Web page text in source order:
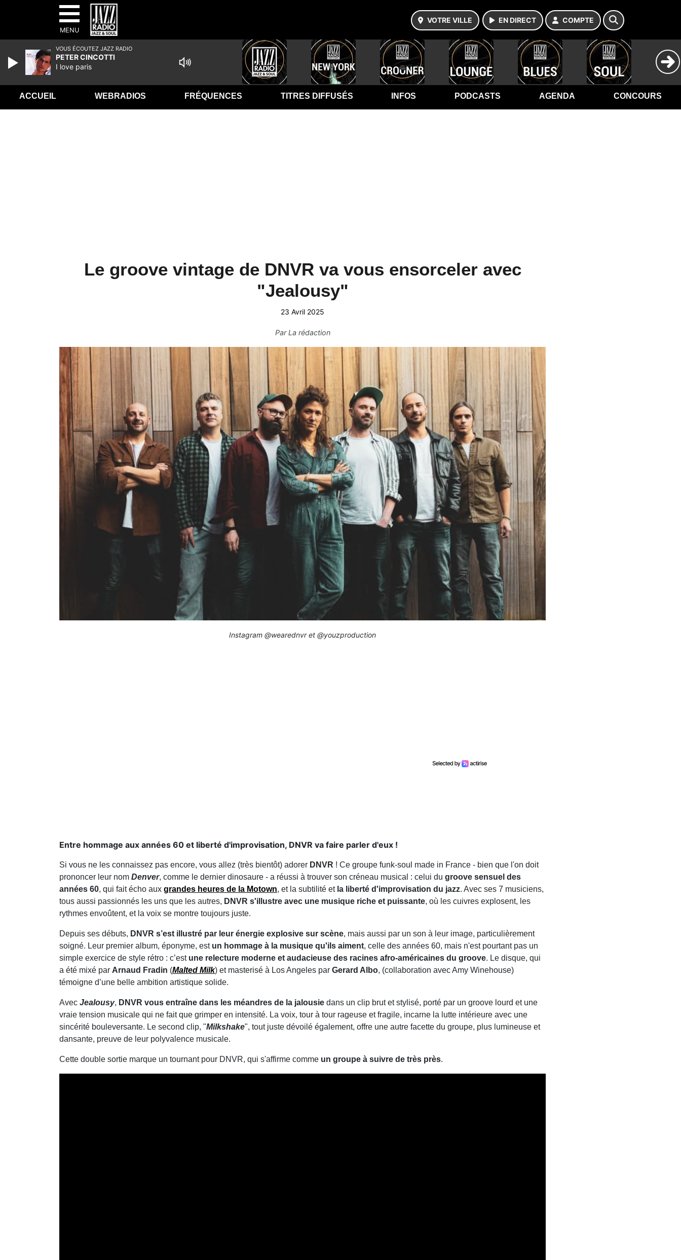
MENU
VOTRE VILLE EN DIRECT COMPTE
ACCUEIL WEBRADIOS FRÉQUENCES TITRES DIFFUSÉS INFOS PODCASTS AGENDA CONCOURS
Le groove vintage de DNVR va vous ensorceler avec
"Jealousy"
23 Avril 2025
ParLa rédaction
Instagram @wearednvr et @youzproduction
Entre hommage aux années 60 et liberté d'improvisation, DNVR va faire parler d'eux !
Si vous ne les connaissez pas encore, vous allez (très bientôt) adorer DNVR ! Ce groupe funk-soul made in France - bien que l'on doit
prononcer leur nom Denver, comme le dernier dinosaure - a réussi à trouver son créneau musical : celui du groove sensuel des
années 60, qui fait écho aux grandes heures de la Motown, et la subtilité et la liberté d'improvisation du jazz. Avec ses 7 musiciens,
tous aussi passionnés les uns que les autres, DNVR s'illustre avec une musique riche et puissante, où les cuivres explosent, les
rythmes envoûtent, et la voix se montre toujours juste.
Depuis ses débuts, DNVR s’est illustré par leur énergie explosive sur scène, mais aussi par un son à leur image, particulièrement
soigné. Leur premier album, éponyme, est un hommage à la musique qu'ils aiment, celle des années 60, mais n'est pourtant pas un
simple exercice de style rétro : c’estune relecture moderne et audacieuse des racines afro-américaines du groove. Le disque, qui
a été mixé par Arnaud Fradin (Malted Milk) et masterisé à Los Angeles par Gerard Albo, (collaboration avec Amy Winehouse)
témoigne d’une belle ambition artistique solide.
Avec Jealousy, DNVR vous entraîne dans les méandres de la jalousie dans un clip brut et stylisé, porté par un groove lourd et une
vraie tension musicale qui ne fait que grimper en intensité. La voix, tour à tour rageuse et fragile, incarne la lutte intérieure avec une
sincérité bouleversante. Le second clip, "Milkshake", tout juste dévoilé également, offre une autre facette du groupe, plus lumineuse et
dansante, preuve de leur polyvalence musicale.
Cette double sortie marque un tournant pour DNVR, qui s'affirme comme un groupe à suivre de très près.
VOUS ÉCOUTEZ JAZZ RADIO
PETER CINCOTTI
I love paris